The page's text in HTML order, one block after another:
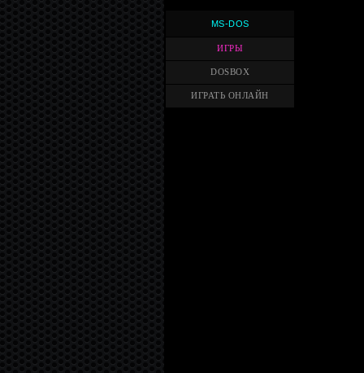
MS-DOS
ИГРЫ
DOSBOX
ИГРАТЬ ОНЛАЙН